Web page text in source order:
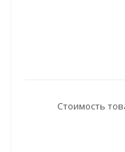
Стоимость